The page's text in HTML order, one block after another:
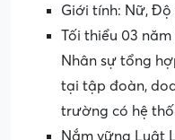
Giới tính: Nữ, Độ
Tối thiểu 03
Nhân sự tổng
tại tập đoàn,
trường có hệ